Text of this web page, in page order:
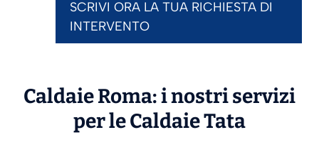
SCRIVI ORA LA TUA RICHIESTA DI
INTERVENTO
Caldaie Roma: i nostri servizi
per le CaldaieTata